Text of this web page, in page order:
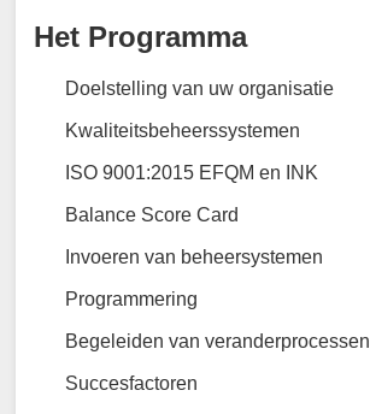
Het Programma
Doelstelling van uw organisatie
Kwaliteitsbeheerssystemen
ISO 9001:2015 EFQM en INK
Balance Score Card
Invoeren van beheersystemen
Programmering
Begeleiden van veranderprocessen
Succesfactoren